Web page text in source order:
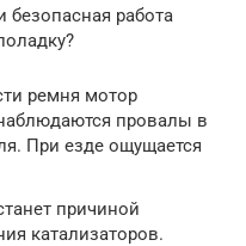
работа
ремня мотор
провалы в
При езде ощущается
причиной
катализаторов.